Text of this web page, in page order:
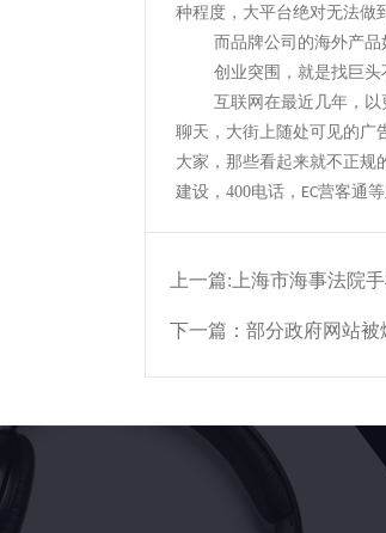
种程度，大平台绝对无法做
而品牌公司的海外产
创业突围，就是找巨头
互联网在最近几年，
聊天，大街上随处可见的广
大家，那些看起来就不正规
建设， 400电话， EC营客通
上一篇: 上海市海事法院
下一篇： 部分政府网站